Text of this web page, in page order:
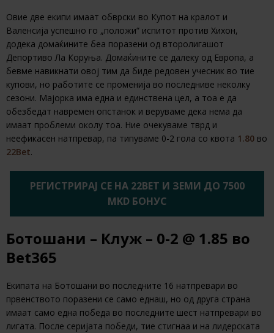
Овие две екипи имаат обврски во Купот на кралот и
Валенсија успешно го „положи“ испитот против Хихон,
додека домаќините беа поразени од второлигашот
Депортиво Ла Коруња. Домаќините се далеку од Европа, а
бевме навикнати овој тим да биде редовен учесник во тие
купови, но работите се променија во последниве неколку
сезони. Мајорка има една и единствена цел, а тоа е да
обезбедат навремен опстанок и веруваме дека нема да
имаат проблеми околу тоа. Ние очекуваме тврд и
неефикасен натпревар, па типуваме 0-2 гола со квота 1.80 во
22Bet.
РЕГИСТРИРАЈ СЕ НА 22BET И ЗЕМИ ДО 7500
MKD БОНУС
Ботошани – Клуж – 0-2 @ 1.85 во
Bet365
Екипата на Ботошани во последните 16 натпревари во
првенството поразени се само еднаш, но од друга страна
имаат само една победа во последните шест натпревари во
лигата. После серијата победи, тие стигнаа и на лидерската